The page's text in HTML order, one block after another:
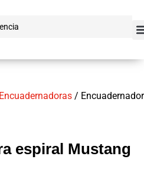
Encuadernadoras /
espiral Mustang